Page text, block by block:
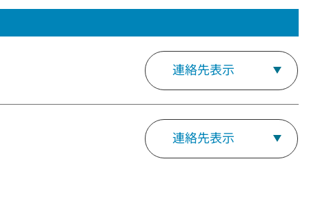
連絡先表示
連絡先表示